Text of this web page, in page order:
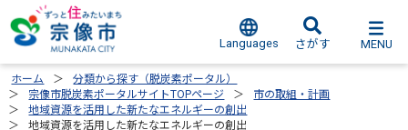
Languages さがす MENU
ホーム
分類から探す（脱炭素ポータル）
宗像市脱炭素ポータルサイトTOPページ
市の取組・計画
地域資源を活用した新たなエネルギーの創出
地域資源を活用した新たなエネルギーの創出